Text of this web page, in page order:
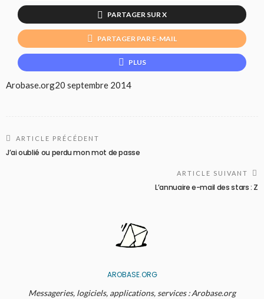
PARTAGER SUR X
PARTAGER PAR E-MAIL
PLUS
Arobase.org20 septembre 2014
ARTICLE PRÉCÉDENT
J’ai oublié ou perdu mon mot de passe
ARTICLE SUIVANT
L’annuaire e-mail des stars : Z
AROBASE.ORG
Messageries, logiciels, applications, services : Arobase.org